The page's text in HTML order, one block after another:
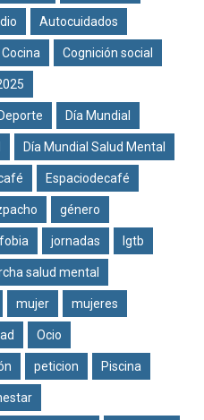
Autocuidados
Cocina Cognición social
Día Mundial
Día Mundial Salud Mental
Espaciodecafé
género
jornadas lgtb
salud mental
mujer mujeres
Ocio
peticion Piscina